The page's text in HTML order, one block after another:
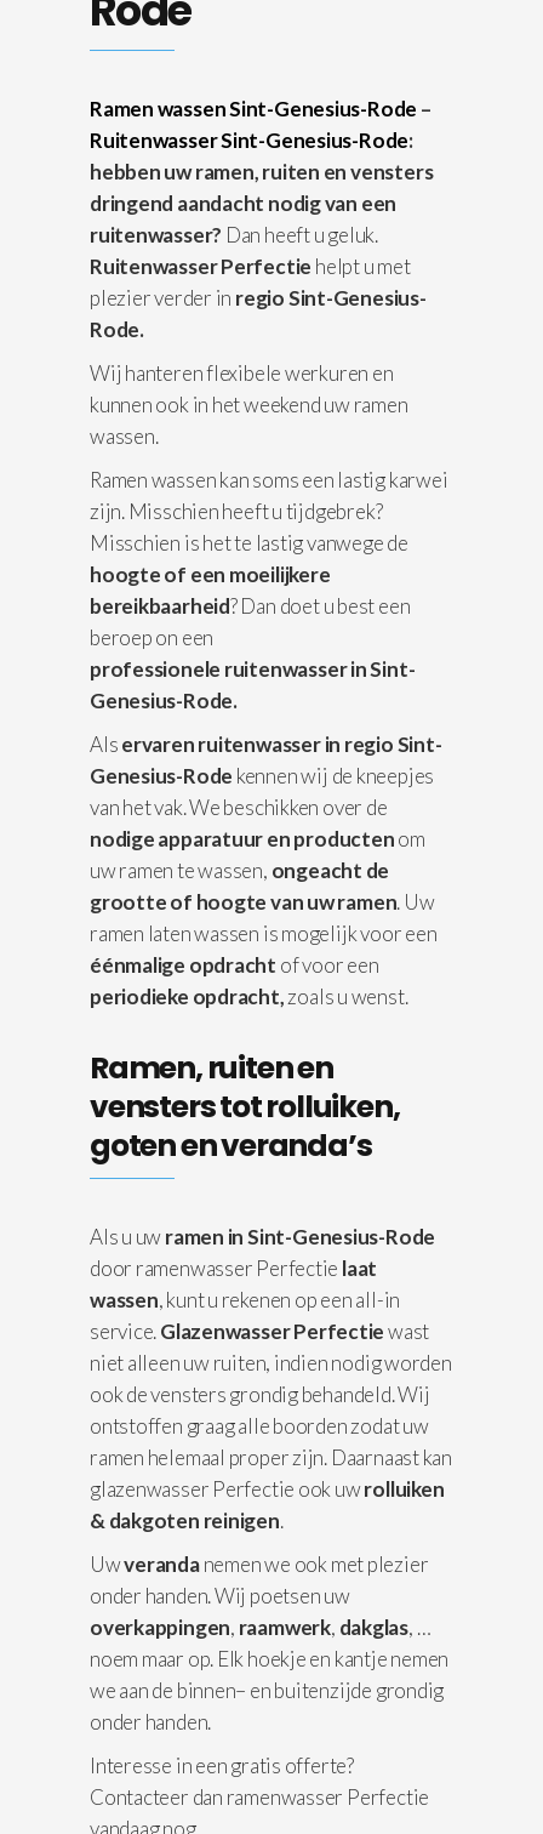
Ramen wassen Sint-Genesius-Rode –
Ruitenwasser Sint-Genesius-Rode:
hebben uw ramen, ruiten en vensters
dringend aandacht nodig van een
ruitenwasser? Dan heeft u geluk.
Ruitenwasser Perfectie helpt u met
plezier verder in regio Sint-Genesius-
Rode.
Wij hanteren flexibele werkuren en
kunnen ook in het weekend uw ramen
wassen.
Ramen wassen kan soms een lastig karwei
zijn. Misschien heeft u tijdgebrek?
Misschien is het te lastig vanwege de
hoogte of een moeilijkere
bereikbaarheid? Dan doet u best een
beroep on een
professionele ruitenwasser in Sint-
Genesius-Rode.
Alservaren ruitenwasser in regio Sint-
Genesius-Rode kennen wij de kneepjes
van het vak. We beschikken over de
nodige apparatuuren productenom
uw ramen te wassen, ongeacht de
grootte of hoogte van uw ramen. Uw
ramen laten wassen is mogelijk voor een
éénmalige opdracht of voor een
periodieke opdracht,zoals u wenst.
Ramen, ruiten en
vensters tot rolluiken,
goten en veranda’s
Als u uwramen in Sint-Genesius-Rode
door ramenwasser Perfectie laat
wassen, kunt u rekenen op een all-in
service.Glazenwasser Perfectiewast
niet alleen uw ruiten, indien nodig worden
ook de vensters grondig behandeld. Wij
ontstoffen graag alle boorden zodat uw
ramen helemaal proper zijn. Daarnaast kan
glazenwasser Perfectie ook uwrolluiken
& dakgoten reinigen.
Uwverandanemen we ook met plezier
onder handen. Wij poetsen uw
overkappingen, raamwerk, dakglas, …
noem maar op. Elk hoekje en kantje nemen
we aan de binnen– en buitenzijde grondig
onder handen.
Interesse in een gratis offerte?
Contacteer dan ramenwasser Perfectie
vandaag nog.